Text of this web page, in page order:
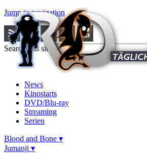
Jump to navigation
Search this site
News
Kinostarts
DVD/Blu-ray
Streaming
Serien
Blood and Bone ▾
Jumanji ▾